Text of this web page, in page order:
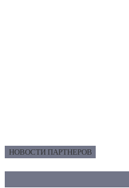
НОВОСТИ ПАРТНЕРОВ